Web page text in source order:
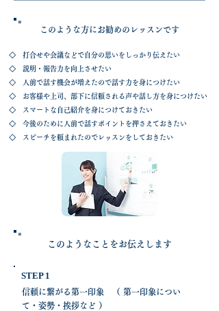
​このような方にお勧めのレッスンです
◇ 打合せや会議などで自分の思いをしっかり伝えたい
◇ 説明・報告力を向上させたい
◇ 人前で話す機会が増えたので話す力を身につけたい
◇ お客様や上司、部下に信頼される声や話し方を身につけたい
◇ スマートな自己紹介を身につけておきたい
​◇ 今後のために人前で話すポイントを押さえておきたい
◇ スピーチを頼まれたのでレッスンをしておきたい
このようなことをお伝えします
STEP 1
信頼に繋がる第一印象 （ 第一印象につい
て・姿勢・挨拶など ）